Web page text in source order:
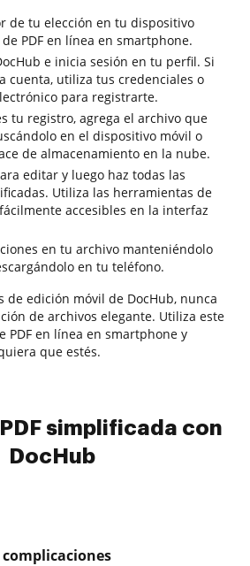
de tu elección en tu dispositivo
PDF en línea en smartphone.
e inicia sesión en tu perfil. Si
cuenta, utiliza tus credenciales o
para registrarte.
tu registro, agrega el archivo que
en el dispositivo móvil o
de almacenamiento en la nube.
editar y luego haz todas las
Utiliza las herramientas de
accesibles en la interfaz
en tu archivo manteniéndolo
en tu teléfono.
de edición móvil de DocHub, nunca
de archivos elegante. Utiliza este
PDF en línea en smartphone y
que estés.
simplificada con
DocHub
complicaciones